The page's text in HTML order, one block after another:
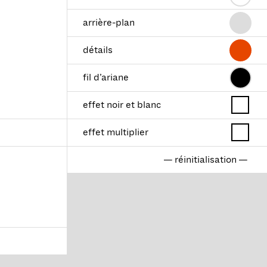
arrière-plan
détails
fil d’ariane
effet noir et blanc
effet multiplier
— réinitialisation —